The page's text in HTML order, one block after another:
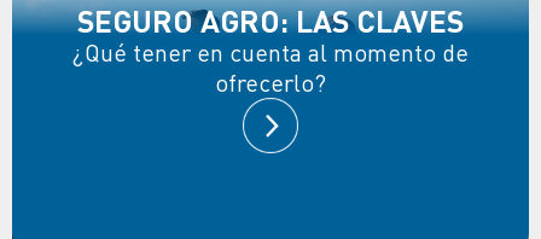
SEGURO AGRO: LAS CLAVES
¿Qué tener en cuenta al momento de
ofrecerlo?